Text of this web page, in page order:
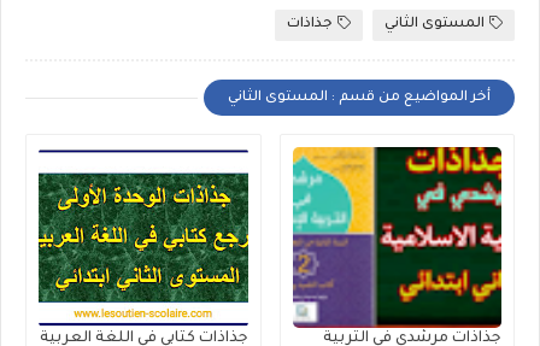
المستوى الثاني جذاذات
أخر المواضيع من قسم : المستوى الثاني
جذاذات مرشدي في التربية
جذاذات كتابي في اللغة العربية